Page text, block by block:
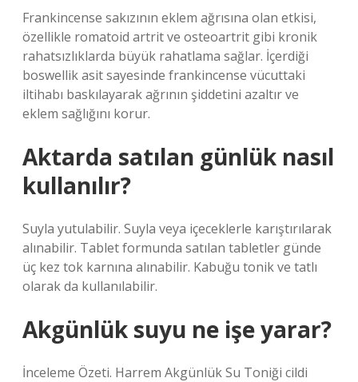
Frankincense sakızının eklem ağrısına olan etkisi,
özellikle romatoid artrit ve osteoartrit gibi kronik
rahatsızlıklarda büyük rahatlama sağlar. İçerdiği
boswellik asit sayesinde frankincense vücuttaki
iltihabı baskılayarak ağrının şiddetini azaltır ve
eklem sağlığını korur.
Aktarda satılan günlük nasıl
kullanılır?
Suyla yutulabilir. Suyla veya içeceklerle karıştırılarak
alınabilir. Tablet formunda satılan tabletler günde
üç kez tok karnına alınabilir. Kabuğu tonik ve tatlı
olarak da kullanılabilir.
Akgünlük suyu ne işe yarar?
İnceleme Özeti. Harrem Akgünlük Su Toniği cildi